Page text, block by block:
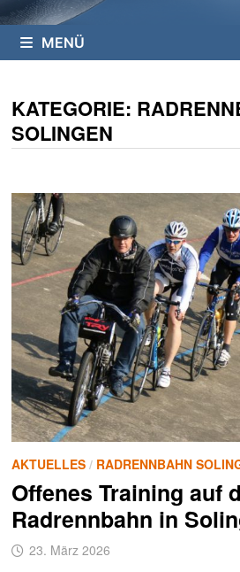
MENÜ
KATEGORIE:
SOLINGEN
AKTUELLES/ RADRENNBAHN
Offenes Training auf
Radrennbahn in
23. März 2026